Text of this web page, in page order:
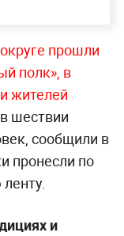
прошли
полк», в
жителей
шествии
сообщили в
пронесли по
и